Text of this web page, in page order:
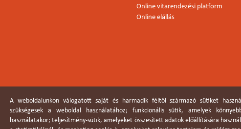
Online vitarendezési platform
Online elállás
A weboldalunkon válogatott saját és harmadik féltől származó sütiket
szükségesek a weboldal használatához; funkcionális sütik, amelyek
használatakor; teljesítmény-sütik, amelyeket összesített adatok előállítására